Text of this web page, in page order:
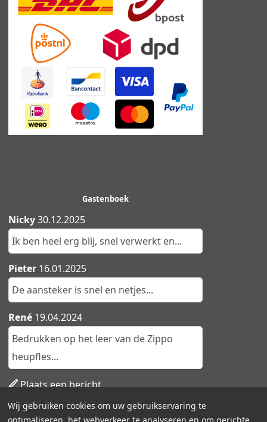
Gastenboek
Nicky30.12.2025
Ik ben heel erg blij, snel verwerkt en...
Pieter 16.01.2025
De aansteker is snel en netjes...
René 19.04.2024
Bedrukken op het leer van de Zippo
heupfles...
Plaats een bericht
Lees alle berichten
Wij gebruiken cookies om uw gebruikservaring te